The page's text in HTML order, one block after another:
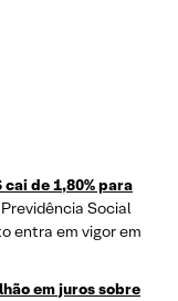
de 1,80% para
Social
entra em vigor em
em juros sobre